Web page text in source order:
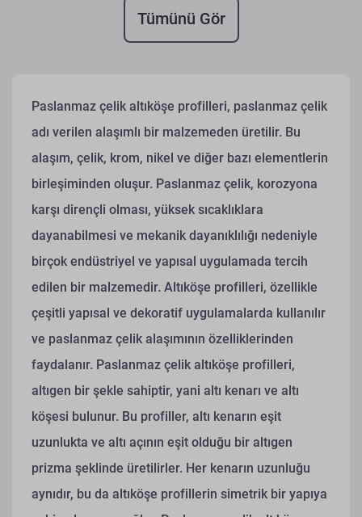
Tümünü Gör
Paslanmaz çelik altıköşe profilleri, paslanmaz çelik
adı verilen alaşımlı bir malzemeden üretilir. Bu
alaşım, çelik, krom, nikel ve diğer bazı elementlerin
birleşiminden oluşur. Paslanmaz çelik, korozyona
karşı dirençli olması, yüksek sıcaklıklara
dayanabilmesi ve mekanik dayanıklılığı nedeniyle
birçok endüstriyel ve yapısal uygulamada tercih
edilen bir malzemedir. Altıköşe profilleri, özellikle
çeşitli yapısal ve dekoratif uygulamalarda kullanılır
ve paslanmaz çelik alaşımının özelliklerinden
faydalanır. Paslanmaz çelik altıköşe profilleri,
altıgen bir şekle sahiptir, yani altı kenarı ve altı
köşesi bulunur. Bu profiller, altı kenarın eşit
uzunlukta ve altı açının eşit olduğu bir altıgen
prizma şeklinde üretilirler. Her kenarın uzunluğu
aynıdır, bu da altıköşe profillerin simetrik bir yapıya